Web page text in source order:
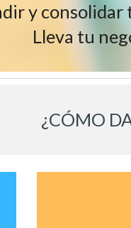
y
Lleva tu
¿CÓMO